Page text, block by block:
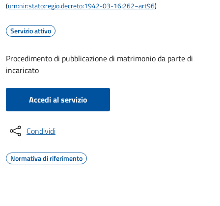
(urn:nir:stato:regio.decreto:1942-03-16;262~art96)
Servizio attivo
Procedimento di pubblicazione di matrimonio da parte di
incaricato
Accedi al servizio
Condividi
Normativa di riferimento